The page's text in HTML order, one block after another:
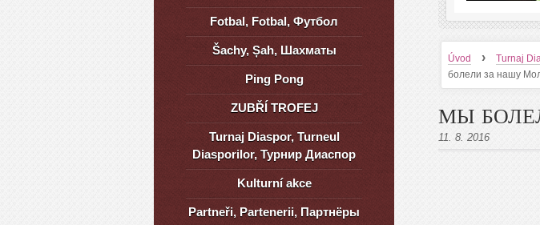
Úvod › Turnaj
болели за нашу
МЫ
11. 8. 2016
Fotbal, Fotbal, Футбол
Šachy, Șah, Шахматы
Ping Pong
ZUBŘÍ TROFEJ
Turnaj Diaspor, Turneul
Diasporilor, Турнир Диаспор
Kulturní akce
Partneři, Partenerii, Партнёры